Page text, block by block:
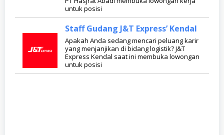
untuk posisi
Staff Gudang J&T Express’ Kendal
Apakah Anda sedang mencari peluang karir
yang menjanjikan di bidang logistik? J&T
Express Kendal saat ini membuka lowongan
untuk posisi